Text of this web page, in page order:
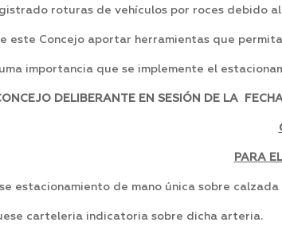
roturas de vehículos por roces debido
este Concejo aportar herramientas que
importancia que se implemente el
DELIBERANTE EN SESIÓN DE LA
PARA
estacionamiento de mano única sobre
carteleria indicatoria sobre dicha arteria.